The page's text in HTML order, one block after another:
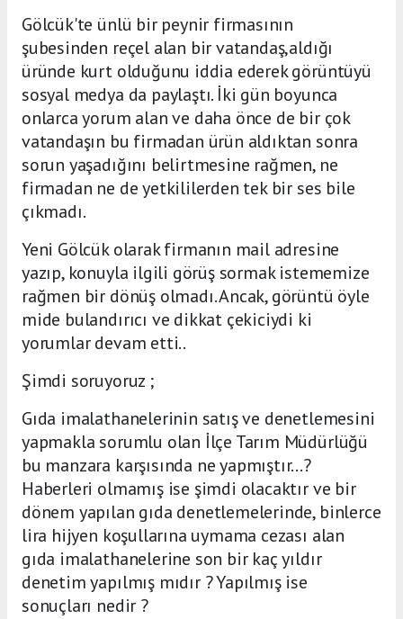
Gölcük'te ünlü bir peynir firmasının
şubesinden reçel alan bir vatandaş,aldığı
üründe kurt olduğunu iddia ederek görüntüyü
sosyal medya da paylaştı. İki gün boyunca
onlarca yorum alan ve daha önce de bir çok
vatandaşın bu firmadan ürün aldıktan sonra
sorun yaşadığını belirtmesine rağmen, ne
firmadan ne de yetkililerden tek bir ses bile
çıkmadı.
Yeni Gölcük olarak firmanın mail adresine
yazıp, konuyla ilgili görüş sormak istememize
rağmen bir dönüş olmadı. Ancak, görüntü öyle
mide bulandırıcı ve dikkat çekiciydi ki
yorumlar devam etti..
Şimdi soruyoruz ;
Gıda imalathanelerinin satış ve denetlemesini
yapmakla sorumlu olan İlçe Tarım Müdürlüğü
bu manzara karşısında ne yapmıştır...?
Haberleri olmamış ise şimdi olacaktır ve bir
dönem yapılan gıda denetlemelerinde, binlerce
lira hijyen koşullarına uymama cezası alan
gıda imalathanelerine son bir kaç yıldır
denetim yapılmış mıdır ? Yapılmış ise
sonuçları nedir ?